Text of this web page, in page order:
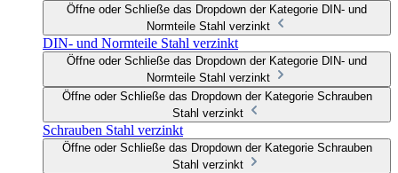
Öffne oder Schließe das Dropdown der Kategorie DIN- und
Normteile Stahl verzinkt
DIN- und Normteile Stahl verzinkt
Öffne oder Schließe das Dropdown der Kategorie DIN- und
Normteile Stahl verzinkt
Öffne oder Schließe das Dropdown der Kategorie Schrauben
Stahl verzinkt
Schrauben Stahl verzinkt
Öffne oder Schließe das Dropdown der Kategorie Schrauben
Stahl verzinkt